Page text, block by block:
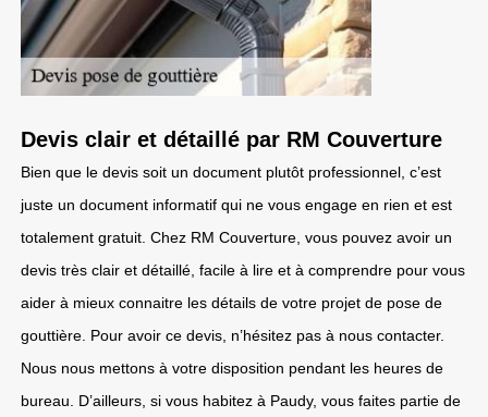
Devis clair et détaillé par RM Couverture
Bien que le devis soit un document plutôt professionnel, c’est
juste un document informatif qui ne vous engage en rien et est
totalement gratuit. Chez RM Couverture, vous pouvez avoir un
devis très clair et détaillé, facile à lire et à comprendre pour vous
aider à mieux connaitre les détails de votre projet de pose de
gouttière. Pour avoir ce devis, n’hésitez pas à nous contacter.
Nous nous mettons à votre disposition pendant les heures de
bureau. D’ailleurs, si vous habitez à Paudy, vous faites partie de